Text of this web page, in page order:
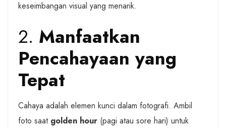
keseimbangan visual yang menarik.
2. Manfaatkan
Pencahayaan yang
Tepat
Cahaya adalah elemen kunci dalam fotografi. Ambil
foto saat golden hour (pagi atau sore hari) untuk